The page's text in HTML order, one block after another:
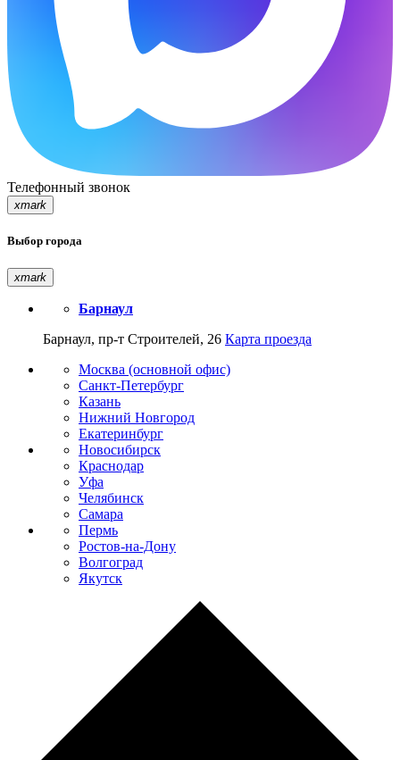
Телефонный звонок
xmark
Выбор города
xmark
Барнаул
Барнаул, пр-т Строителей, 26 Карта проезда
Москва (основной офис)
Санкт-Петербург
Казань
Нижний Новгород
Екатеринбург
Новосибирск
Краснодар
Уфа
Челябинск
Самара
Пермь
Ростов-на-Дону
Волгоград
Якутск